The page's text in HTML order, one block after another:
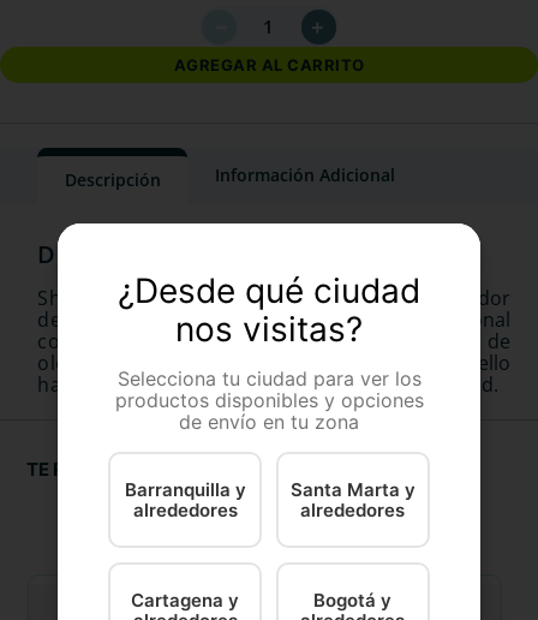
＋
AGREGAR AL CARRITO
Descripción Información Adicional
Shampoo Hydra Odor Neutralizing neutralizador
de olores para perros, con formula profesional
concentrada. Sistema exclusivo neutralizador de
olores. Abre parcialmente el cuticulo del cabello
haciendo mas sencilla la remoción de la suciedad.
TE RECOMENDAMOS
¿Desde qué ciudad
nos visitas?
Selecciona tu ciudad para ver los
productos disponibles y opciones
de envío en tu zona
Barranquilla y
alrededores
Santa Marta y
alrededores
Cartagena y
Bogotá y